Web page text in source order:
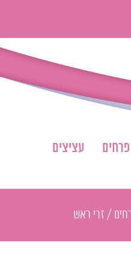
פרחים
עציצים
/ זרי ראש